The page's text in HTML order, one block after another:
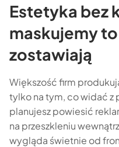
Estetyka bez
maskujemy
zostawiają
Większość firm
tylko na tym, co widać z
planujesz powiesić
na przeszkleniu
wygląda świetnie od